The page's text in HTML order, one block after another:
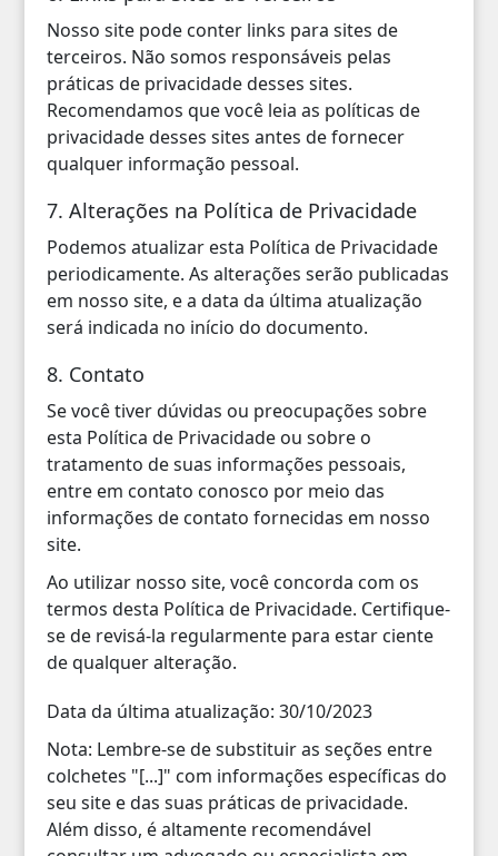
Nosso site pode conter links para sites de
terceiros. Não somos responsáveis pelas
práticas de privacidade desses sites.
Recomendamos que você leia as políticas de
privacidade desses sites antes de fornecer
qualquer informação pessoal.
7. Alterações na Política de Privacidade
Podemos atualizar esta Política de Privacidade
periodicamente. As alterações serão publicadas
em nosso site, e a data da última atualização
será indicada no início do documento.
8. Contato
Se você tiver dúvidas ou preocupações sobre
esta Política de Privacidade ou sobre o
tratamento de suas informações pessoais,
entre em contato conosco por meio das
informações de contato fornecidas em nosso
site.
Ao utilizar nosso site, você concorda com os
termos desta Política de Privacidade. Certifique-
se de revisá-la regularmente para estar ciente
de qualquer alteração.
Data da última atualização: 30/10/2023
Nota: Lembre-se de substituir as seções entre
colchetes "[...]" com informações específicas do
seu site e das suas práticas de privacidade.
Além disso, é altamente recomendável